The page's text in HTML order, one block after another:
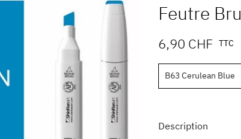
Feutre
6,90 CHF TTC
Description